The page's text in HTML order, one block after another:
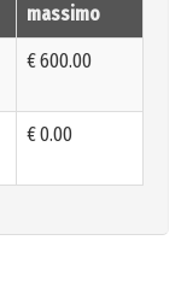
massimo
€ 600.00
€ 0.00